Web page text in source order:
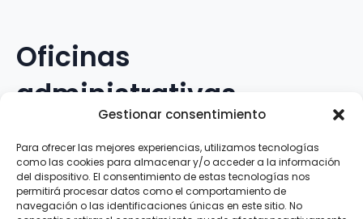
Gestionar consentimiento
Para ofrecer las mejores experiencias, utilizamos tecnologías
como las cookies para almacenar y/o acceder a la información
del dispositivo. El consentimiento de estas tecnologías nos
permitirá procesar datos como el comportamiento de
navegación o las identificaciones únicas en este sitio. No
Oficinas
administrativas
Avenida Galileo Galilei, 12
15.008 · A Coruña · España
Teléfono:881.069.303